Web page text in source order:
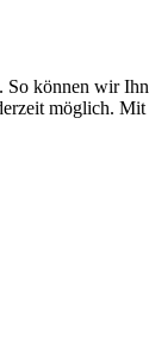
können wir
möglich.